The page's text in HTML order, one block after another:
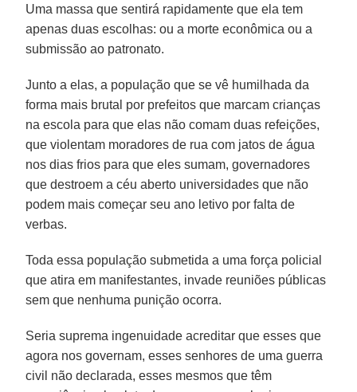
Uma massa que sentirá rapidamente que ela tem
apenas duas escolhas: ou a morte econômica ou a
submissão ao patronato.
Junto a elas, a população que se vê humilhada da
forma mais brutal por prefeitos que marcam crianças
na escola para que elas não comam duas refeições,
que violentam moradores de rua com jatos de água
nos dias frios para que eles sumam, governadores
que destroem a céu aberto universidades que não
podem mais começar seu ano letivo por falta de
verbas.
Toda essa população submetida a uma força policial
que atira em manifestantes, invade reuniões públicas
sem que nenhuma punição ocorra.
Seria suprema ingenuidade acreditar que esses que
agora nos governam, esses senhores de uma guerra
civil não declarada, esses mesmos que têm